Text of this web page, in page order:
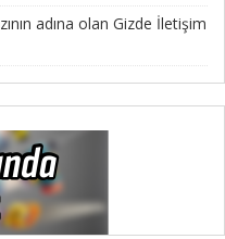
adına olan Gizde İletişim